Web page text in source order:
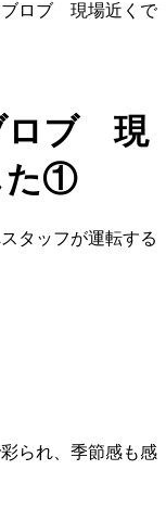
ブロブ 現場近くで
ロブ 現
た①
タッフが運転する
られ、季節感も感